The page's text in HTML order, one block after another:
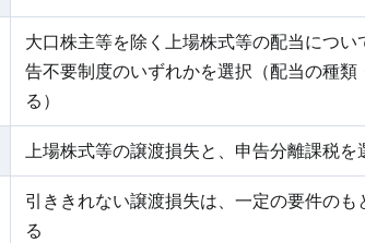
大口株主等を除く上場株式等の配当につ
告不要制度のいずれかを選択（配当の種
る）
上場株式等の譲渡損失と、申告分離課税
引ききれない譲渡損失は、一定の要件の
る